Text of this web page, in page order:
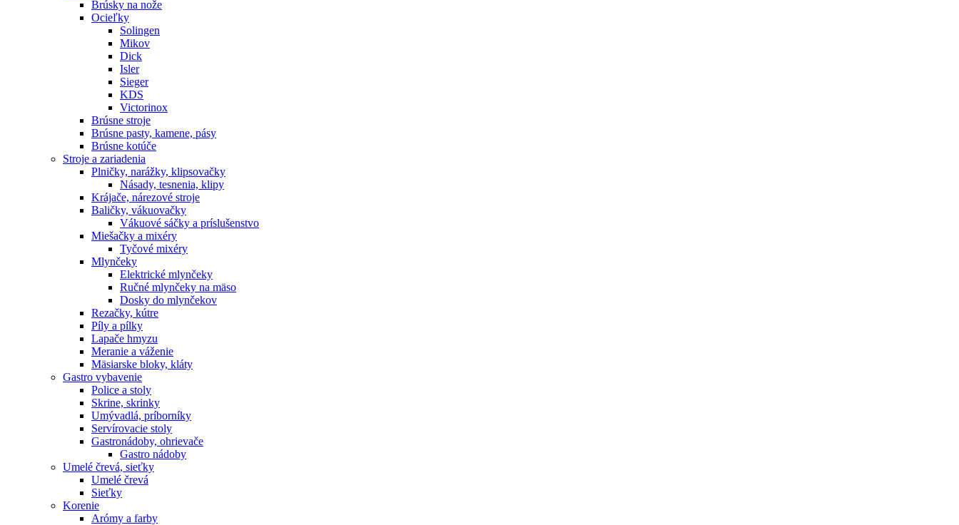
Brúsky na nože
Ocieľky
Solingen
Mikov
Dick
Isler
Sieger
KDS
Victorinox
Brúsne stroje
Brúsne pasty, kamene, pásy
Brúsne kotúče
Stroje a zariadenia
Plničky, narážky, klipsovačky
Násady, tesnenia, klipy
Krájače, nárezové stroje
Baličky, vákuovačky
Vákuové sáčky a príslušenstvo
Miešačky a mixéry
Tyčové mixéry
Mlynčeky
Elektrické mlynčeky
Ručné mlynčeky na mäso
Dosky do mlynčekov
Rezačky, kútre
Píly a pílky
Lapače hmyzu
Meranie a váženie
Mäsiarske bloky, kláty
Gastro vybavenie
Police a stoly
Skrine, skrinky
Umývadlá, príborníky
Servírovacie stoly
Gastronádoby, ohrievače
Gastro nádoby
Umelé črevá, sieťky
Umelé črevá
Sieťky
Korenie
Arómy a farby